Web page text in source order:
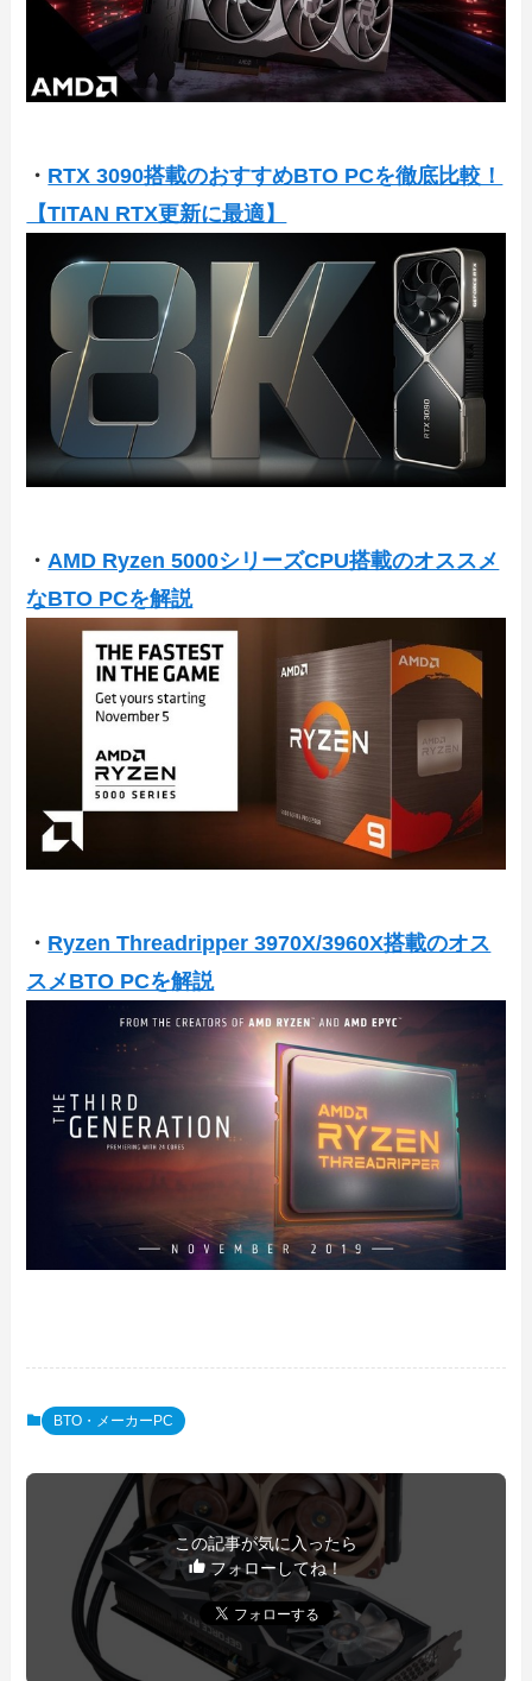
・ RTX 3090搭載のおすすめBTO PCを徹底比較！
【TITAN RTX更新に最適】
・ AMD Ryzen 5000シリーズCPU搭載のオススメ
なBTO PCを解説
・ Ryzen Threadripper 3970X/3960X搭載のオス
スメBTO PCを解説
BTO・メーカーPC
この記事が気に入ったら
フォローしてね！